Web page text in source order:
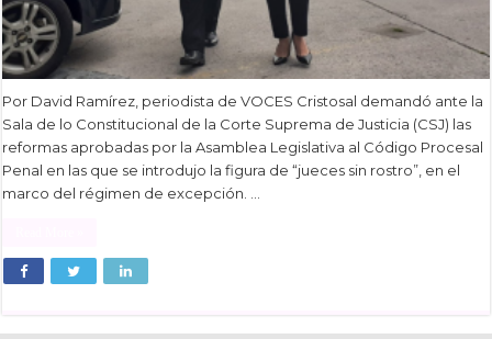
Por David Ramírez, periodista de VOCES Cristosal demandó ante la
Sala de lo Constitucional de la Corte Suprema de Justicia (CSJ) las
reformas aprobadas por la Asamblea Legislativa al Código Procesal
Penal en las que se introdujo la figura de “jueces sin rostro”, en el
marco del régimen de excepción. …